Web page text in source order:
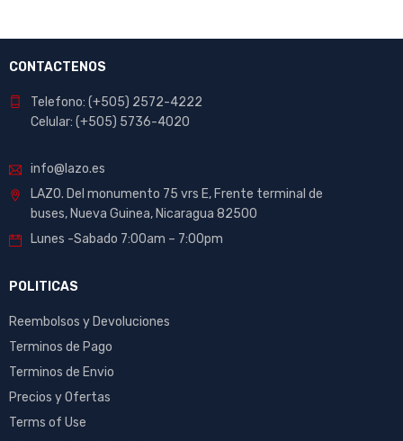
CONTACTENOS
Telefono: (+505) 2572-4222
Celular: (+505) 5736-4020
info@lazo.es
LAZO. Del monumento 75 vrs E, Frente terminal de
buses, Nueva Guinea, Nicaragua 82500
Lunes -Sabado 7:00am – 7:00pm
POLITICAS
Reembolsos y Devoluciones
Terminos de Pago
Terminos de Envio
Precios y Ofertas
Terms of Use